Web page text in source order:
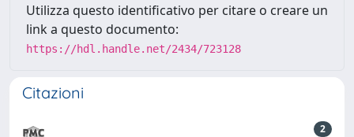
Utilizza questo identificativo per citare o creare un
link a questo documento:
https://hdl.handle.net/2434/723128
Citazioni
2